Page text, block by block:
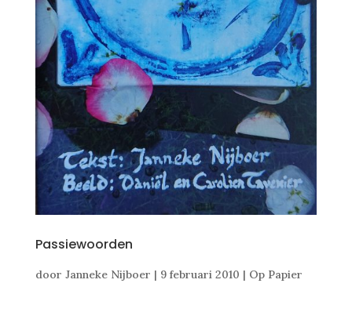
Passiewoorden
door Janneke Nijboer | 9 februari 2010 | Op Papier